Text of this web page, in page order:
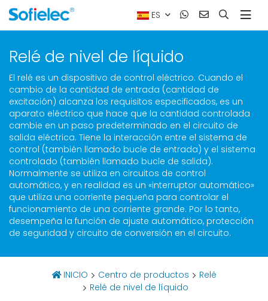
ES
Relé de nivel de líquido
El relé es un dispositivo de control eléctrico. Cuando el
cambio de la cantidad de entrada (cantidad de
excitación) alcanza los requisitos especificados, es un
aparato eléctrico que hace que la cantidad controlada
cambie en un paso predeterminado en el circuito de
salida eléctrica. Tiene la interacción entre el sistema de
control (también llamado bucle de entrada) y el sistema
controlado (también llamado bucle de salida).
Normalmente se utiliza en circuitos de control
automático, y en realidad es un «interruptor automático»
que utiliza una corriente pequeña para controlar el
funcionamiento de una corriente grande. Por lo tanto,
desempeña la función de ajuste automático, protección
de seguridad y circuito de conversión en el circuito.
INICIO Centro de productos
Relé
Relé de nivel de líquido